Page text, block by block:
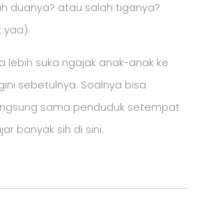
duanya? atau salah tiganya?
yaa).
lebih suka ngajak anak-anak ke
sebetulnya. Soalnya bisa
sama penduduk setempat
banyak sih di sini.